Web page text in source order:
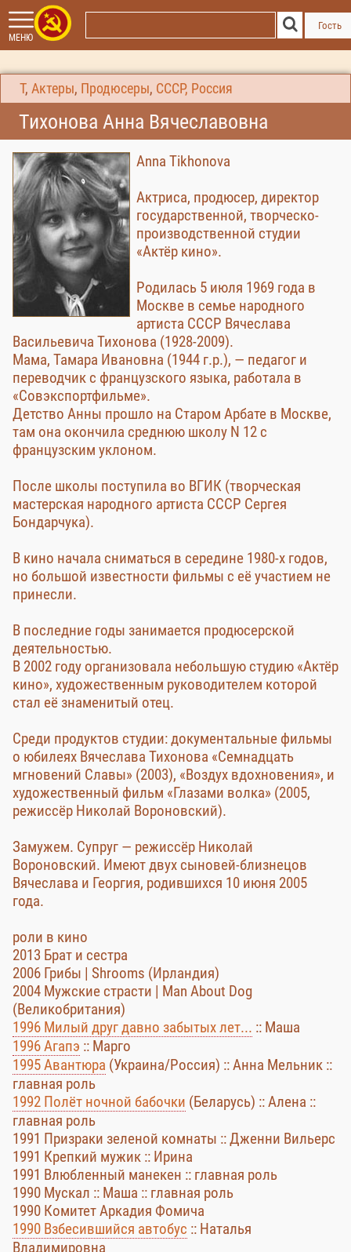
МЕНЮ
Гость
Т, Актеры, Продюсеры, СССР, Россия
Тихонова Анна Вячеславовна
Anna Tikhonova
Актриса, продюсер, директор
государственной, творческо-
производственной студии
«Актёр кино».
Родилась 5 июля 1969 года в
Москве в семье народного
артиста СССР Вячеслава
Васильевича Тихонова (1928-2009).
Мама, Тамара Ивановна (1944 г.р.), — педагог и
переводчик с французского языка, работала в
«Совэкспортфильме».
Детство Анны прошло на Старом Арбате в Москве,
там она окончила среднюю школу N 12 с
французским уклоном.
После школы поступила во ВГИК (творческая
мастерская народного артиста СССР Сергея
Бондарчука).
В кино начала сниматься в середине 1980-х годов,
но большой известности фильмы с её участием не
принесли.
В последние годы занимается продюсерской
деятельностью.
В 2002 году организовала небольшую студию «Актёр
кино», художественным руководителем которой
стал её знаменитый отец.
Среди продуктов студии: документальные фильмы
о юбилеях Вячеслава Тихонова «Семнадцать
мгновений Славы» (2003), «Воздух вдохновения», и
художественный фильм «Глазами волка» (2005,
режиссёр Николай Вороновский).
Замужем. Супруг — режиссёр Николай
Вороновский. Имеют двух сыновей-близнецов
Вячеслава и Георгия, родившихся 10 июня 2005
года.
роли в кино
2013 Брат и сестра
2006 Грибы | Shrooms (Ирландия)
2004 Мужские страсти | Man About Dog
(Великобритания)
1996 Милый друг давно забытых лет... :: Маша
1996 Агапэ :: Марго
1995 Авантюра (Украина/Россия) :: Анна Мельник ::
главная роль
1992 Полёт ночной бабочки (Беларусь) :: Алена ::
главная роль
1991 Призраки зеленой комнаты :: Дженни Вильерс
1991 Крепкий мужик :: Ирина
1991 Влюбленный манекен :: главная роль
1990 Мускал :: Маша :: главная роль
1990 Комитет Аркадия Фомича
1990 Взбесившийся автобус :: Наталья
Владимировна